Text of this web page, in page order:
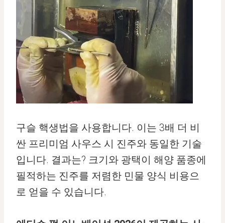
구슬 핵생법을 사용합니다. 이는 3배 더 비
싼 프리미엄 사우스 시 진주와 동일한 기술
입니다. 결과는? 크기와 광택이 해양 품종에
필적하는 진주를 저렴한 민물 양식 비용으
로 얻을 수 있습니다.